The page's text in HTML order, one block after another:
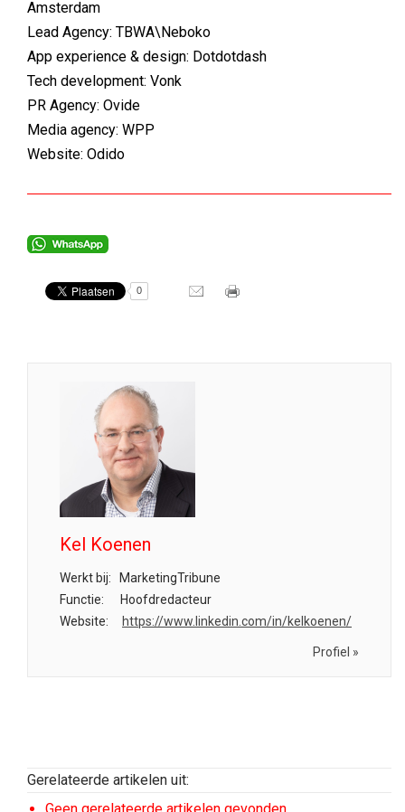
Amsterdam
Lead Agency: TBWA\Neboko
App experience & design: Dotdotdash
Tech development: Vonk
PR Agency: Ovide
Media agency: WPP
Website: Odido
0
Kel Koenen
Werkt bij:
MarketingTribune
Functie:
Hoofdredacteur
Website:
https://www.linkedin.com/in/kelkoenen/
Profiel »
Gerelateerde artikelen uit: